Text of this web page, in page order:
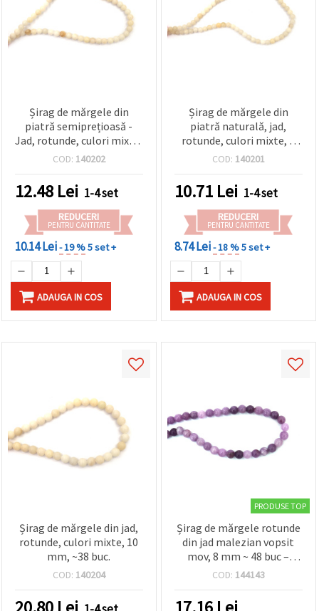
Șirag de mărgele din
piatră semiprețioasă -
Jad, rotunde, culori mixte,
6 mm, ~78 buc.
COD: 140202
12.48 Lei 1-4 set
REDUCERI
PENTRU CANTITATE
10.14 Lei- 19 %5 set +
ADAUGA IN COS
Șirag de mărgele din
piatră naturală, jad,
rotunde, culori mixte, 4
mm, ~78 buc.
COD: 140201
10.71 Lei 1-4 set
REDUCERI
PENTRU CANTITATE
8.74 Lei- 18 %5 set +
ADAUGA IN COS
Șirag de mărgele din jad,
rotunde, culori mixte, 10
mm, ~38 buc.
COD: 140204
PRODUSE TOP
Șirag de mărgele rotunde
din jad malezian vopsit
mov, 8 mm ~ 48 buc –
mărgele semiprețioase
brățări și coliere
COD: 144143